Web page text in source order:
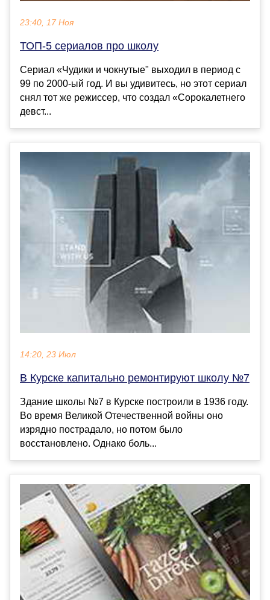
23:40, 17 Ноя
ТОП-5 сериалов про школу
Сериал «Чудики и чокнутые" выходил в период с
99 по 2000-ый год. И вы удивитесь, но этот сериал
снял тот же режиссер, что создал «Сорокалетнего
девст...
14:20, 23 Июл
В Курске капитально ремонтируют школу №7
Здание школы №7 в Курске построили в 1936 году.
Во время Великой Отечественной войны оно
изрядно пострадало, но потом было
восстановлено. Однако боль...